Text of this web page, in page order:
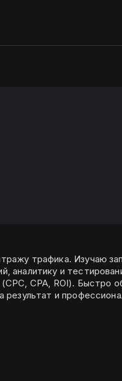
трафика. Изучаю
аналитику и
CPA, ROI). Быстро
результат и